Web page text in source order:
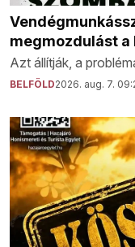
megmozdulást a
Azt állítják, a
BELFÖLD2026. aug. 7.